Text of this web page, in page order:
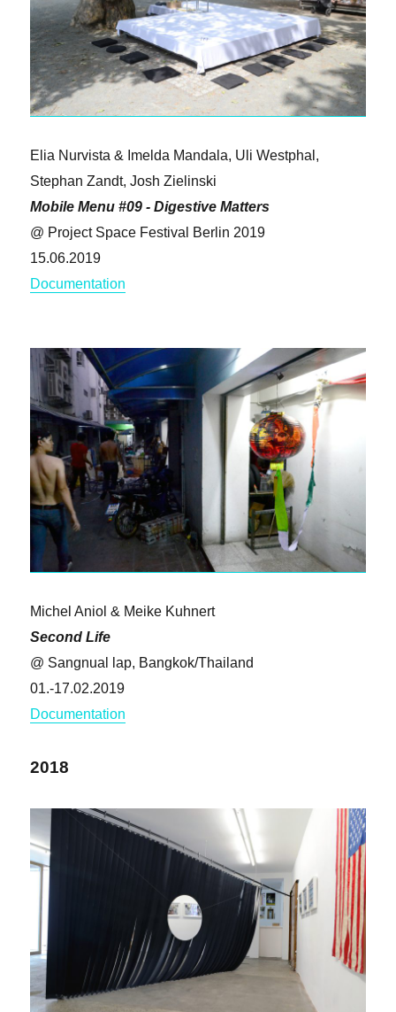
Elia Nurvista & Imelda Mandala, Uli Westphal,
Stephan Zandt, Josh Zielinski
Mobile Menu #09 - Digestive Matters
@ Project Space Festival Berlin 2019
15.06.2019
Documentation
Michel Aniol & Meike Kuhnert
Second Life
@ Sangnual lap, Bangkok/Thailand
01.-17.02.2019
Documentation
2018